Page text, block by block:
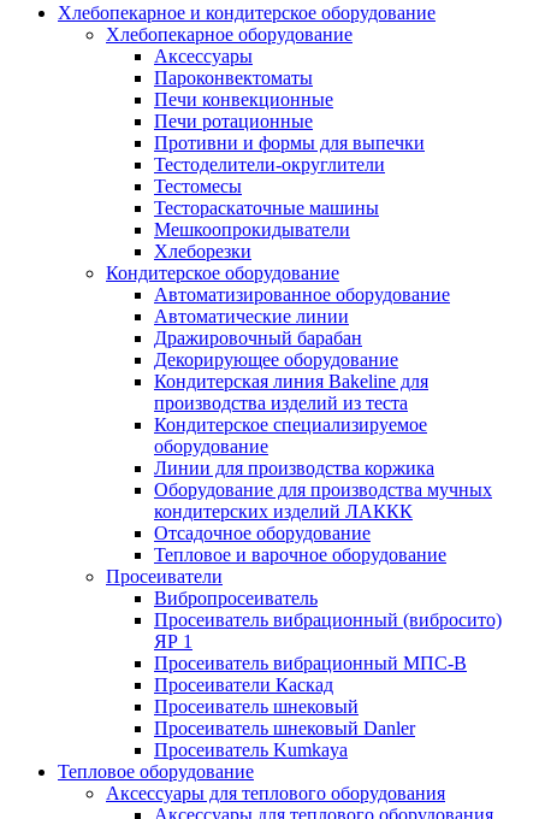
Хлебопекарное и кондитерское оборудование
Хлебопекарное оборудование
Аксессуары
Пароконвектоматы
Печи конвекционные
Печи ротационные
Противни и формы для выпечки
Тестоделители-округлители
Тестомесы
Тестораскаточные машины
Мешкоопрокидыватели
Хлеборезки
Кондитерское оборудование
Автоматизированное оборудование
Автоматические линии
Дражировочный барабан
Декорирующее оборудование
Кондитерская линия Bakeline для
производства изделий из теста
Кондитерское специализируемое
оборудование
Линии для производства коржика
Оборудование для производства мучных
кондитерских изделий ЛАККК
Отсадочное оборудование
Тепловое и варочное оборудование
Просеиватели
Вибропросеиватель
Просеиватель вибрационный (вибросито)
ЯР 1
Просеиватель вибрационный МПС-В
Просеиватели Каскад
Просеиватель шнековый
Просеиватель шнековый Danler
Просеиватель Kumkaya
Тепловое оборудование
Аксессуары для теплового оборудования
Аксессуары для теплового оборудования